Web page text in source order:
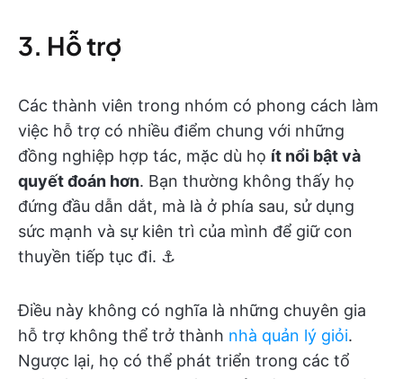
3. Hỗ trợ
Các thành viên trong nhóm có phong cách làm
việc hỗ trợ có nhiều điểm chung với những
đồng nghiệp hợp tác, mặc dù họ ít nổi bật và
quyết đoán hơn. Bạn thường không thấy họ
đứng đầu dẫn dắt, mà là ở phía sau, sử dụng
sức mạnh và sự kiên trì của mình để giữ con
thuyền tiếp tục đi. ⚓
Điều này không có nghĩa là những chuyên gia
hỗ trợ không thể trở thành nhà quản lý giỏi.
Ngược lại, họ có thể phát triển trong các tổ